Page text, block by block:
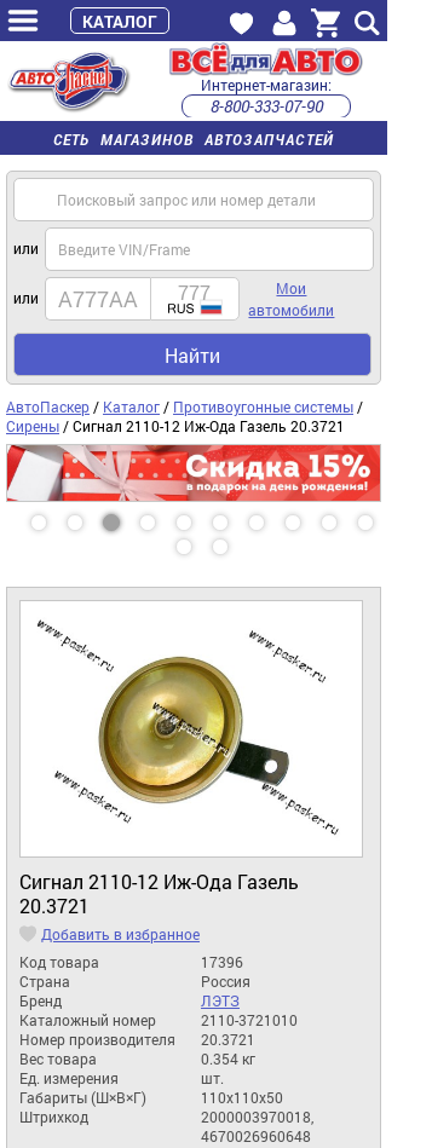
СЕТЬ МАГАЗИНОВ АВТОЗАПЧАСТЕЙ
Интернет-магазин:
8-800-333-07-90
часы работы с 9:00 до 22:00 (пн-пт)
или
или
Мои
автомобили
Найти
АвтоПаскер / Каталог / Противоугонные системы /
Сирены / Сигнал 2110-12 Иж-Ода Газель 20.3721
Сигнал 2110-12 Иж-Ода Газель
20.3721
Добавить в избранное
Код товара
17396
Страна
Россия
Бренд
ЛЭТЗ
Каталожный номер
2110-3721010
Номер производителя
20.3721
Вес товара
0.354 кг
Ед. измерения
шт.
Габариты (Ш×В×Г)
110x110x50
Штрихкод
2000003970018,
4670026960648
КАТАЛОГ